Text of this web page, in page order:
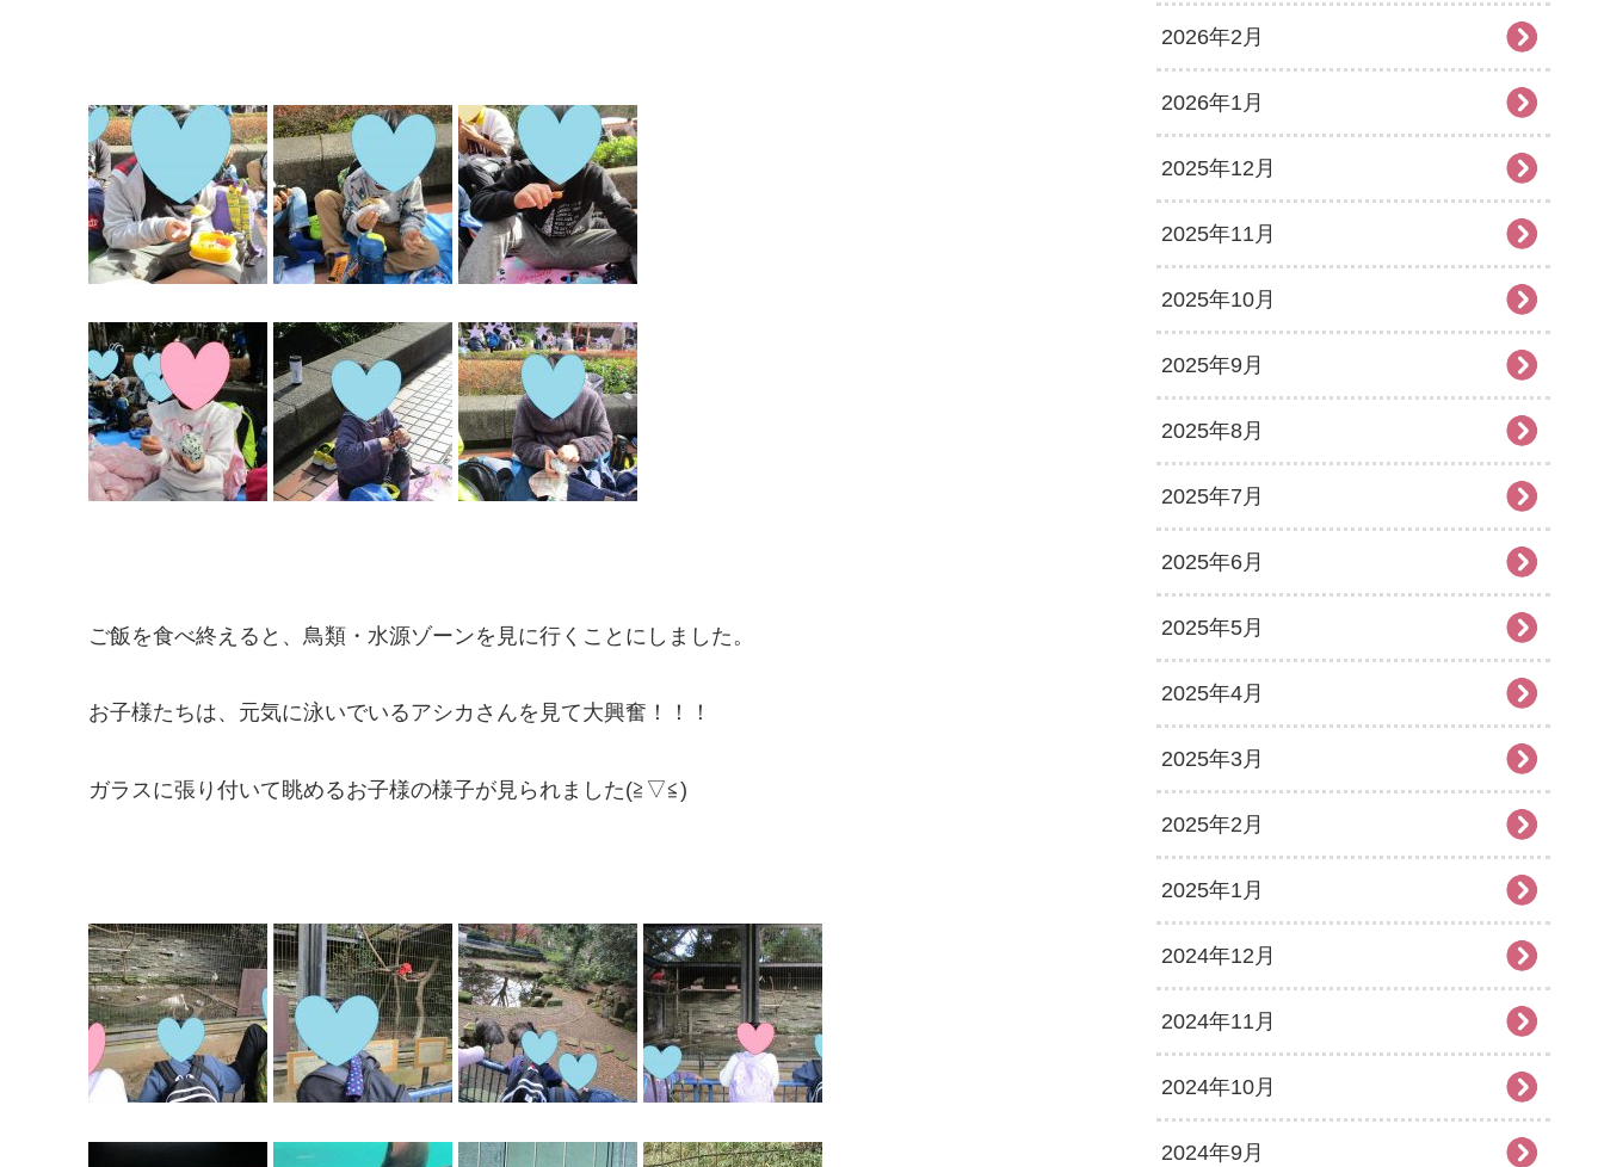
ご飯を食べ終えると、鳥類・水源ゾーンを見に行くことにしました。
お子様たちは、元気に泳いでいるアシカさんを見て大興奮！！！
ガラスに張り付いて眺めるお子様の様子が見られました(≧▽≦)
2026年2月
2026年1月
2025年12月
2025年11月
2025年10月
2025年9月
2025年8月
2025年7月
2025年6月
2025年5月
2025年4月
2025年3月
2025年2月
2025年1月
2024年12月
2024年11月
2024年10月
2024年9月